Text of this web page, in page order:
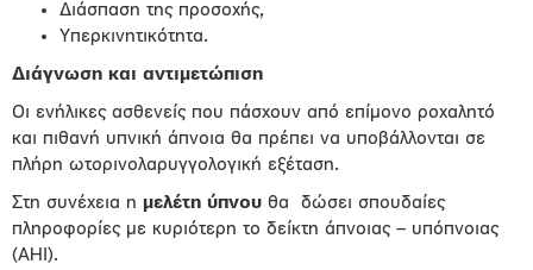
Διάσπαση της προσοχής,
Υπερκινητικότητα.
Διάγνωση και αντιμετώπιση
Οι ενήλικες ασθενείς που πάσχουν από επίμονο ροχαλητό
και πιθανή υπνική άπνοια θα πρέπει να υποβάλλονται σε
πλήρη ωτορινολαρυγγολογική εξέταση.
Στη συνέχεια η μελέτη ύπνου θα δώσει σπουδαίες
πληροφορίες με κυριότερη το δείκτη άπνοιας – υπόπνοιας
(ΑΗΙ).